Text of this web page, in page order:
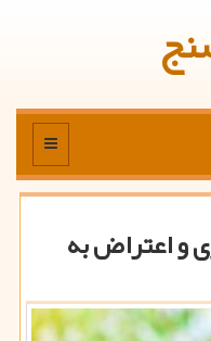
منو
و اعتراض به